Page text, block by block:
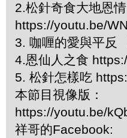
2.松針奇食大地恩
https://youtu.be/
3. 咖喱的愛與平
4.恩仙人之食
5. 松針怎樣吃
本節目視像版：
https://youtu.be/
祥哥的Facebook: